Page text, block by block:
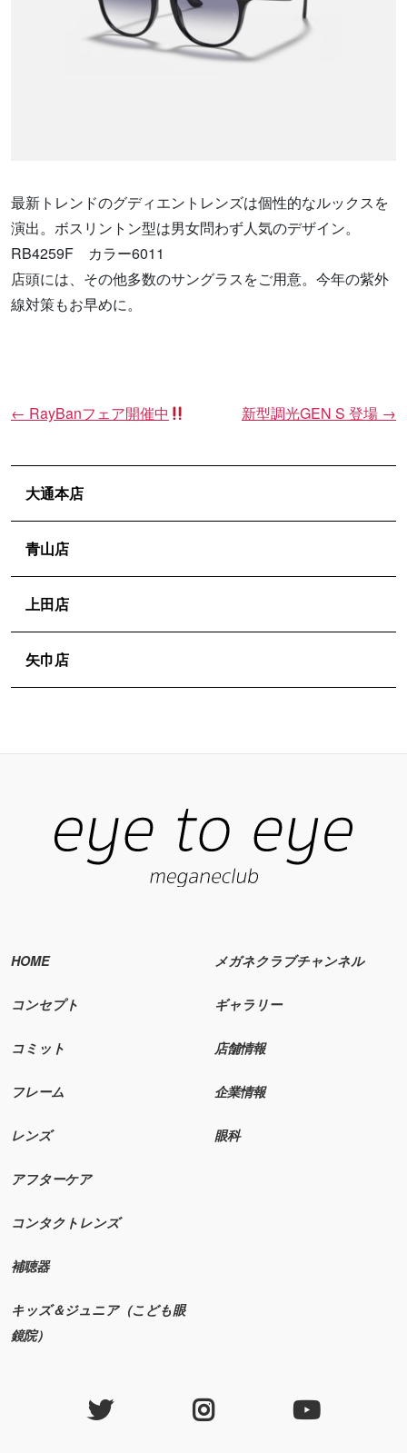
最新トレンドのグディエントレンズは個性的なルックスを
演出。ボスリントン型は男女問わず人気のデザイン。
RB4259F カラー6011
店頭には、その他多数のサングラスをご用意。今年の紫外
線対策もお早めに。
投
ナ
ゲ
← RayBanフェア開催中 新型調光GEN S 登場 →
大通本店
青山店
上田店
矢巾店
HOME
コンセプト
コミット
フレーム
レンズ
アフターケア
コンタクトレンズ
補聴器
キッズ＆ジュニア（こども眼
鏡院）
メガネクラブチャンネル
ギャラリー
店舗情報
企業情報
眼科